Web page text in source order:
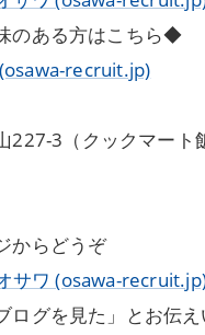
のある方はこちら◆
recruit.jp)
3（クックマート
からどうぞ
サワ (osawa-
ログを見た」とお伝え